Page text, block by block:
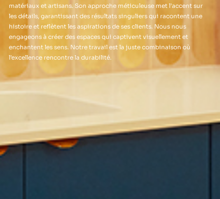
matériaux et artisans. Son approche méticuleuse met l’accent sur
les détails, garantissant des résultats singuliers qui racontent une
histoire et reflètent les aspirations de ses clients. Nous nous
engageons à créer des espaces qui captivent visuellement et
enchantent les sens. Notre travail est la juste combinaison où
l’excellence rencontre la durabilité.